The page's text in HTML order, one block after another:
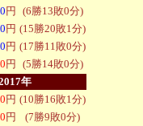
円
(6勝13敗0分)
円 (15勝20敗1分)
円 (17勝11敗0分)
円
(5勝14敗0分)
年
円 (10勝16敗1分)
円
(7勝9敗0分)